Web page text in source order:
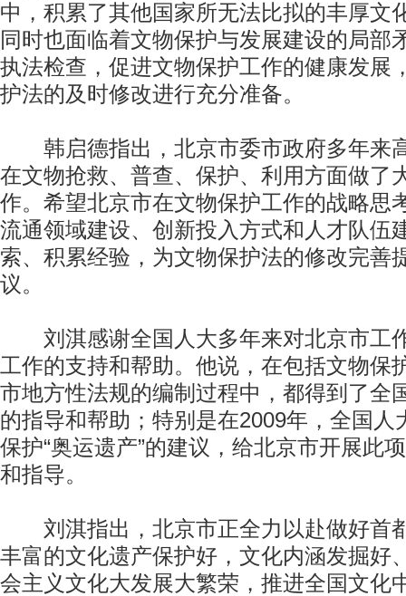
中，积累了其他国家所无法比拟的丰厚文
同时也面临着文物保护与发展建设的局部
执法检查，促进文物保护工作的健康发展
护法的及时修改进行充分准备。
韩启德指出，北京市委市政府多年来
在文物抢救、普查、保护、利用方面做了
作。希望北京市在文物保护工作的战略思
流通领域建设、创新投入方式和人才队伍
索、积累经验，为文物保护法的修改完善
议。
刘淇感谢全国人大多年来对北京市工
工作的支持和帮助。他说，在包括文物保
市地方性法规的编制过程中，都得到了全
的指导和帮助；特别是在2009年，全国人
保护“奥运遗产”的建议，给北京市开展此
和指导。
刘淇指出，北京市正全力以赴做好首
丰富的文化遗产保护好，文化内涵发掘好
会主义文化大发展大繁荣，推进全国文化